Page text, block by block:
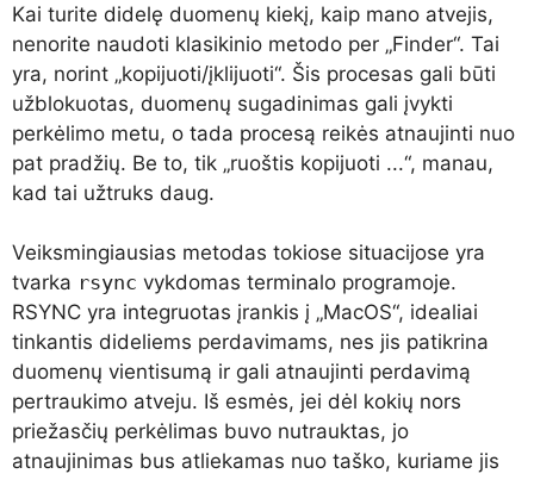
Kai turite didelę duomenų kiekį, kaip mano atvejis,
nenorite naudoti klasikinio metodo per „Finder“. Tai
yra, norint „kopijuoti/įklijuoti“. Šis procesas gali būti
užblokuotas, duomenų sugadinimas gali įvykti
perkėlimo metu, o tada procesą reikės atnaujinti nuo
pat pradžių. Be to, tik „ruoštis kopijuoti ...“, manau,
kad tai užtruks daug.
Veiksmingiausias metodas tokiose situacijose yra
tvarka rsync vykdomas terminalo programoje.
RSYNC yra integruotas įrankis į „MacOS“, idealiai
tinkantis dideliems perdavimams, nes jis patikrina
duomenų vientisumą ir gali atnaujinti perdavimą
pertraukimo atveju. Iš esmės, jei dėl kokių nors
priežasčių perkėlimas buvo nutrauktas, jo
atnaujinimas bus atliekamas nuo taško, kuriame jis